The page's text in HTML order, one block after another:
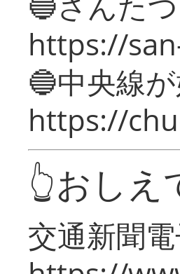
https://
🔵中央線
https://
👆おし
交通新聞